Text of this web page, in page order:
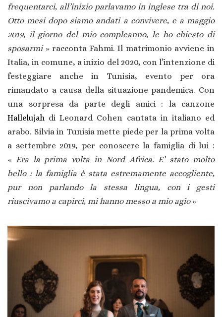
frequentarci, all’inizio parlavamo in inglese tra di noi.
Otto mesi dopo siamo andati a convivere, e a maggio
2019, il giorno del mio compleanno, le ho chiesto di
sposarmi» racconta Fahmi. Il matrimonio avviene in
Italia, in comune, a inizio del 2020, con l’intenzione di
festeggiare anche in Tunisia, evento per ora
rimandato a causa della situazione pandemica. Con
una sorpresa da parte degli amici : la canzone
Hallelujah di Leonard Cohen cantata in italiano ed
arabo. Silvia in Tunisia mette piede per la prima volta
a settembre 2019, per conoscere la famiglia di lui :
« Era la prima volta in Nord Africa. E’ stato molto
bello : la famiglia è stata estremamente accogliente,
pur non parlando la stessa lingua, con i gesti
riuscivamo a capirci, mi hanno messo a mio agio »